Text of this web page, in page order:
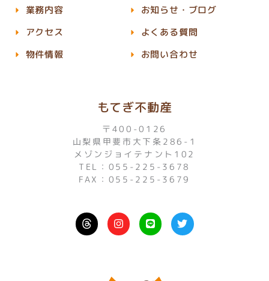
もてぎ不動産
〒400-0126
山梨県甲斐市大下条286-1
メゾンジョイテナント102
TEL：055-225-3678
FAX：055-225-3679
I
n
s
L
i
n
T
w
i
業務内容
アクセス
物件情報
お知らせ・ブログ
よくある質問
お問い合わせ